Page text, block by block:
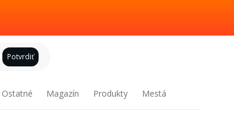
Potvrdiť
Ostatné Magazín Produkty Mestá